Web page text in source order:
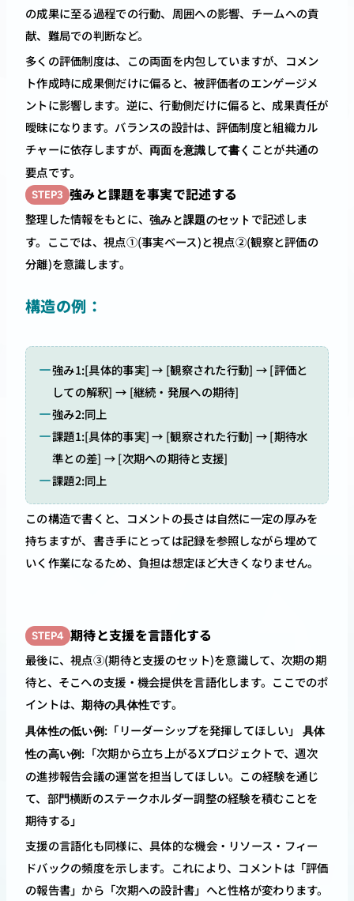
の成果に至る過程での行動、周囲への影響、チームへの貢
献、難局での判断など。
多くの評価制度は、この両面を内包していますが、コメン
ト作成時に成果側だけに偏ると、被評価者のエンゲージメ
ントに影響します。逆に、行動側だけに偏ると、成果責任が
曖昧になります。バランスの設計は、評価制度と組織カル
チャーに依存しますが、
両面を意識して書く ことが共通の
要点です。
STEP3 強みと課題を事実で記述する
整理した情報をもとに、強みと課題のセット で記述しま
す。ここでは、視点①(事実ベース)と視点②(観察と評価の
分離)を意識します。
構造の例：
強み1:[具体的事実] → [観察された行動] → [評価と
しての解釈] → [継続・発展への期待]
強み2:同上
課題1:[具体的事実] → [観察された行動] → [期待水
準との差] → [次期への期待と支援]
課題2:同上
この構造で書くと、コメントの長さは自然に一定の厚みを
持ちますが、書き手にとっては記録を参照しながら埋めて
いく作業になるため、負担は想定ほど大きくなりません。
STEP4 期待と支援を言語化する
最後に、視点③(期待と支援のセット)を意識して、次期の期
待と、そこへの支援・機会提供を言語化します。ここでのポ
イントは、期待の具体性です。
具体性の低い例:「リーダーシップを発揮してほしい」
具体
性の高い例:「次期から立ち上がるXプロジェクトで、週次
の進捗報告会議の運営を担当してほしい。この経験を通じ
て、部門横断のステークホルダー調整の経験を積むことを
期待する」
支援の言語化も同様に、具体的な機会・リソース・フィー
ドバックの頻度を示します。これにより、コメントは「評価
の報告書」から「次期への設計書」へと性格が変わります。